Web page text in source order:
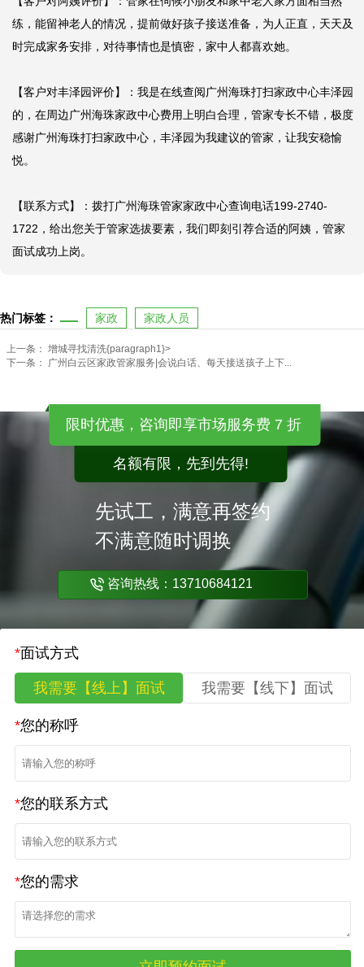
练，能留神老人的情况，提前做好孩子接送准备，为人正直，天天及
时完成家务安排，对待事情也是慎密，家中人都喜欢她。
【客户对丰泽园评价】：我是在线查阅广州海珠打扫家政中心丰泽园
的，在周边广州海珠家政中心费用上明白合理，管家专长不错，极度
感谢广州海珠打扫家政中心，丰泽园为我建议的管家，让我安稳愉
悦。
【联系方式】：拨打广州海珠管家家政中心查询电话199-2740-
1722，给出您关于管家选拔要素，我们即刻引荐合适的阿姨，管家
面试成功上岗。
热门标签： 家政 家政人员
上一条： 增城寻找清洗{paragraph1}>
下一条：
广州白云区家政管家服务|会说白话、每天接送孩子上下...
限时优惠，咨询即享市场服务费 7 折
名额有限，先到先得!
先试工，满意再签约
不满意随时调换
咨询热线：13710684121
*面试方式
我需要【线上】面试 我需要【线下】面试
*您的称呼
*您的联系方式
*您的需求